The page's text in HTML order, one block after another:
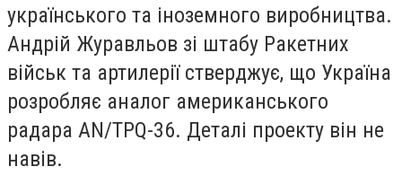
українського та іноземного виробництва.
Андрій Журавльов зі штабу Ракетних
військ та артилерії стверджує, що Україна
розробляє аналог американського
радара AN/TPQ-36. Деталі проекту він не
навів.